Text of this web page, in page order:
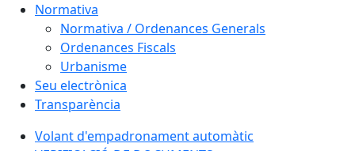
Normativa
Normativa / Ordenances Generals
Ordenances Fiscals
Urbanisme
Seu electrònica
Transparència
Volant d'empadronament automàtic